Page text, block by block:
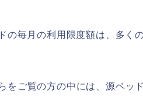
の毎月の利用限度額は、多く
をご覧の方の中には、源ベッ